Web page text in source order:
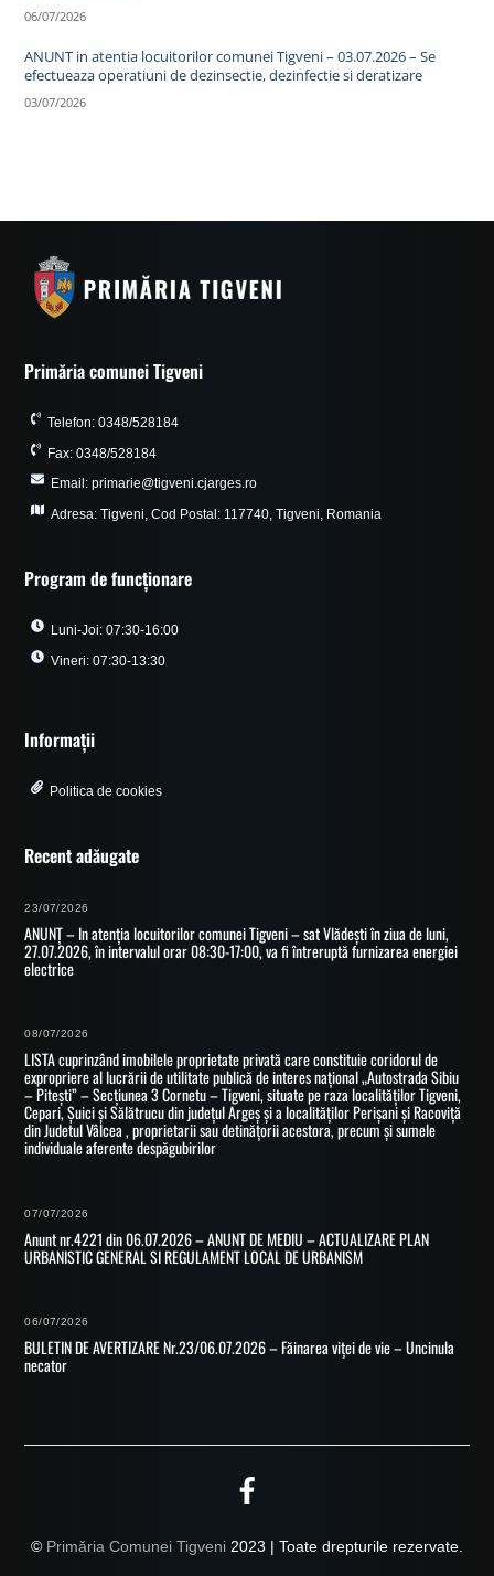
06/07/2026
ANUNT in atentia locuitorilor comunei Tigveni – 03.07.2026 – Se
efectueaza operatiuni de dezinsectie, dezinfectie si deratizare
03/07/2026
Primăria comunei Tigveni
Telefon: 0348/528184
Fax: 0348/528184
Email: primarie@tigveni.cjarges.ro
Adresa: Tigveni, Cod Postal: 117740, Tigveni, Romania
Program de funcționare
Luni-Joi: 07:30-16:00
Vineri: 07:30-13:30
Informații
Politica de cookies
Recent adăugate
23/07/2026
ANUNȚ – In atenția locuitorilor comunei Tigveni – sat Vlădești în ziua de luni,
27.07.2026, în intervalul orar 08:30-17:00, va fi întreruptă furnizarea energiei
electrice
08/07/2026
LISTA cuprinzând imobilele proprietate privată care constituie coridorul de
expropriere al lucrării de utilitate publică de interes național „Autostrada Sibiu
– Pitești” – Secțiunea 3 Cornetu – Tigveni, situate pe raza localităților Tigveni,
Cepari, Șuici și Sălătrucu din județul Argeș și a localităților Perișani și Racoviță
din Judetul Vâlcea , proprietarii sau detinățorii acestora, precum și sumele
individuale aferente despăgubirilor
07/07/2026
Anunt nr.4221 din 06.07.2026 – ANUNT DE MEDIU – ACTUALIZARE PLAN
URBANISTIC GENERAL SI REGULAMENT LOCAL DE URBANISM
06/07/2026
BULETIN DE AVERTIZARE Nr.23/06.07.2026 – Făinarea viței de vie – Uncinula
necator
© Primăria Comunei Tigveni 2023 | Toate drepturile rezervate.